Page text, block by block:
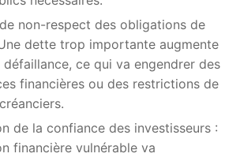
non-respect des obligations de
dette trop importante augmente
défaillance, ce qui va engendrer des
financières ou des restrictions de
de la confiance des investisseurs :
financière vulnérable va